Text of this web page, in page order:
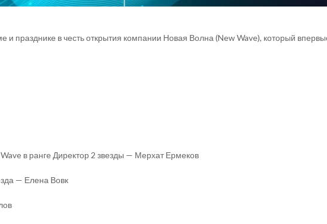
в честь открытия компании Новая Волна (New Wave), который
в ранге Директор 2 звезды — Мерхат Ермеков
— Елена Вовк